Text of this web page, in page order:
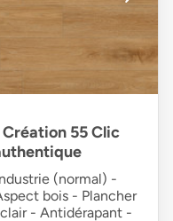
55 Clic
(normal) -
bois - Plancher
- Antidérapant -